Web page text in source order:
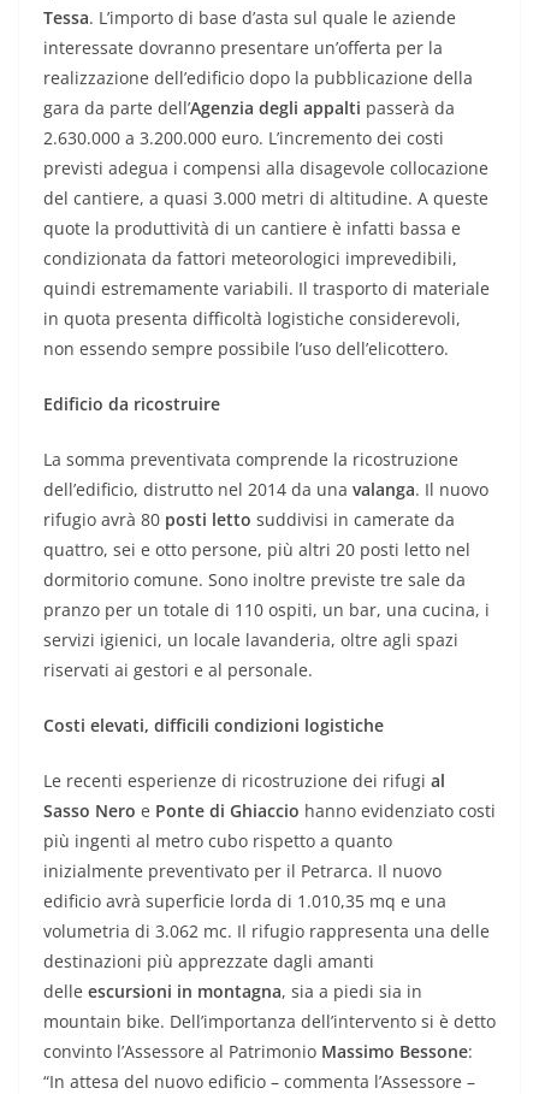
Tessa. L’importo di base d’asta sul quale le aziende
interessate dovranno presentare un’offerta per la
realizzazione dell’edificio dopo la pubblicazione della
gara da parte dell’Agenzia degli appalti passerà da
2.630.000 a 3.200.000 euro. L’incremento dei costi
previsti adegua i compensi alla disagevole collocazione
del cantiere, a quasi 3.000 metri di altitudine. A queste
quote la produttività di un cantiere è infatti bassa e
condizionata da fattori meteorologici imprevedibili,
quindi estremamente variabili. Il trasporto di materiale
in quota presenta difficoltà logistiche considerevoli,
non essendo sempre possibile l’uso dell’elicottero.
Edificio da ricostruire
La somma preventivata comprende la ricostruzione
dell’edificio, distrutto nel 2014 da una valanga. Il nuovo
rifugio avrà 80 posti letto suddivisi in camerate da
quattro, sei e otto persone, più altri 20 posti letto nel
dormitorio comune. Sono inoltre previste tre sale da
pranzo per un totale di 110 ospiti, un bar, una cucina, i
servizi igienici, un locale lavanderia, oltre agli spazi
riservati ai gestori e al personale.
Costi elevati, difficili condizioni logistiche
Le recenti esperienze di ricostruzione dei rifugi al
Sasso Nero e Ponte di Ghiaccio hanno evidenziato costi
più ingenti al metro cubo rispetto a quanto
inizialmente preventivato per il Petrarca. Il nuovo
edificio avrà superficie lorda di 1.010,35 mq e una
volumetria di 3.062 mc. Il rifugio rappresenta una delle
destinazioni più apprezzate dagli amanti
delle escursioni in montagna, sia a piedi sia in
mountain bike. Dell’importanza dell’intervento si è detto
convinto l’Assessore al Patrimonio Massimo Bessone:
“In attesa del nuovo edificio – commenta l’Assessore –